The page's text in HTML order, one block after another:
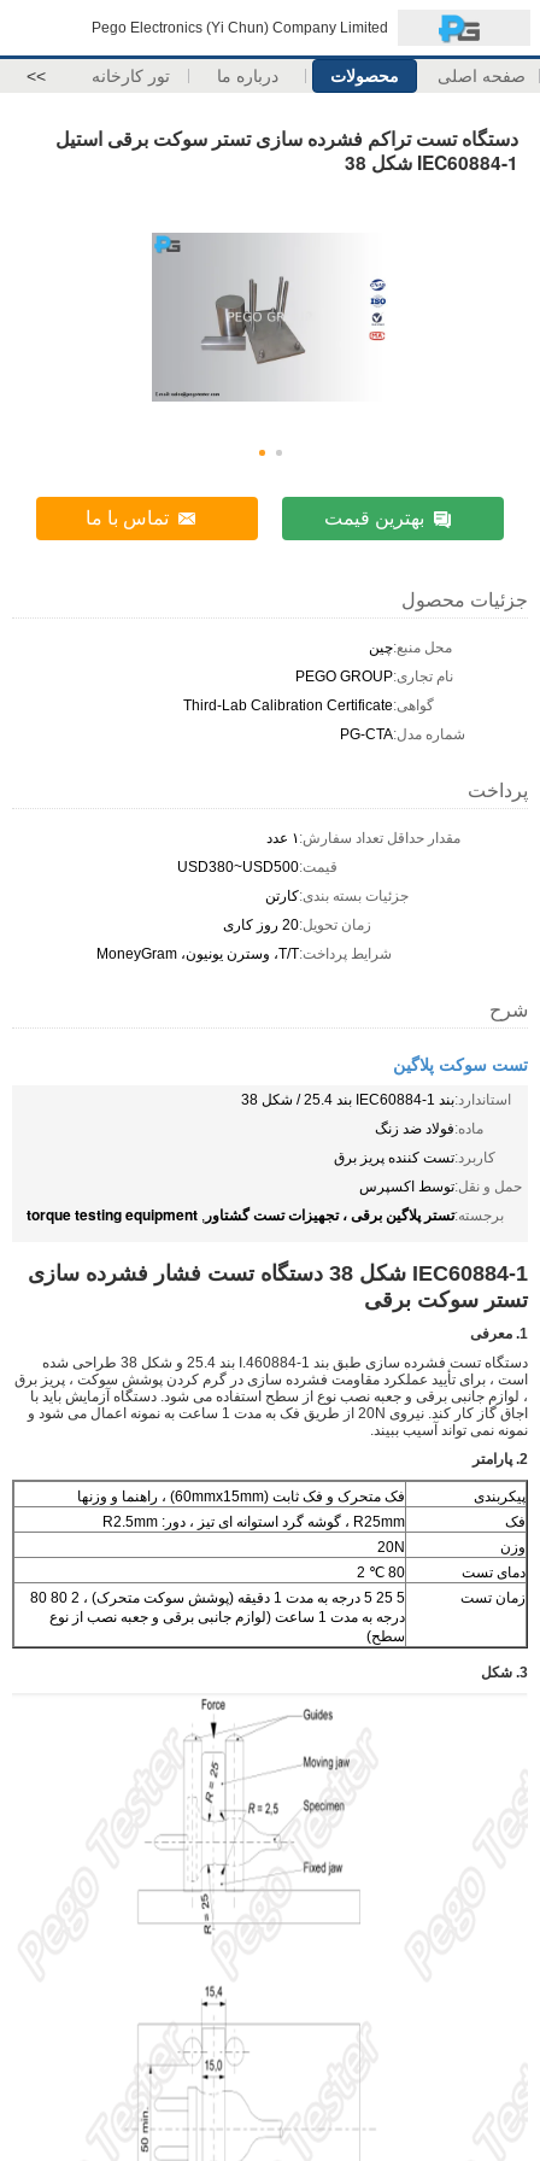
Pego Electronics (Yi Chun) Company Limited
صفحه اصلی محصولات درباره ما تور کارخانه >>
دستگاه تست تراکم فشرده سازی تستر سوکت برقی استیل
IEC60884-1 شکل 38
بهترین قیمت تماس با ما
جزئیات محصول
محل منبع:چين
نام تجاری:PEGO GROUP
گواهی:Third-Lab Calibration Certificate
شماره مدل:PG-CTA
پرداخت
مقدار حداقل تعداد سفارش:۱ عدد
قیمت:USD380~USD500
جزئیات بسته بندی:کارتن
زمان تحویل:20 روز کاری
شرایط پرداخت:T/T، وسترن یونیون، MoneyGram
شرح
تست سوکت پلاگین
استاندارد:بند IEC60884-1 بند 25.4 / شکل 38
ماده:فولاد ضد زنگ
کاربرد:تست کننده پریز برق
حمل و نقل:توسط اکسپرس
برجسته:تستر پلاگین برقی ، تجهیزات تست گشتاور ,
torque testing equipment
IEC60884-1 شکل 38 دستگاه تست فشار فشرده سازی
تستر سوکت برقی
1. معرفی
دستگاه تست فشرده سازی طبق بند I.460884-1 بند 25.4 و شکل 38 طراحی شده
است ، برای تأیید عملکرد مقاومت فشرده سازی در گرم کردن پوشش سوکت ، پریز برق
، لوازم جانبی برقی و جعبه نصب نوع از سطح استفاده می شود. دستگاه آزمایش باید با
اجاق گاز کار کند. نیروی 20N از طریق فک به مدت 1 ساعت به نمونه اعمال می شود و
نمونه نمی تواند آسیب ببیند.
2. پارامتر
پیکربندی
فک متحرک و فک ثابت (60mmx15mm) ، راهنما و وزنها
فک
R25mm ، گوشه گرد استوانه ای تیز ، دور: R2.5mm
وزن
20N
دمای تست
80 ℃ 2
زمان تست
5 25 5 درجه به مدت 1 دقیقه (پوشش سوکت متحرک) ، 2 80 80
درجه به مدت 1 ساعت (لوازم جانبی برقی و جعبه نصب از نوع
سطح)
3. شکل